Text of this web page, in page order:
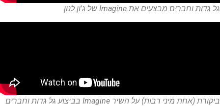
גל גדות וחברים מבצעים את Imagine של ג'ון לנון
ביקורת (אחת מיני רבות) על השיר Imagine בביצוע גל גדות וחברים